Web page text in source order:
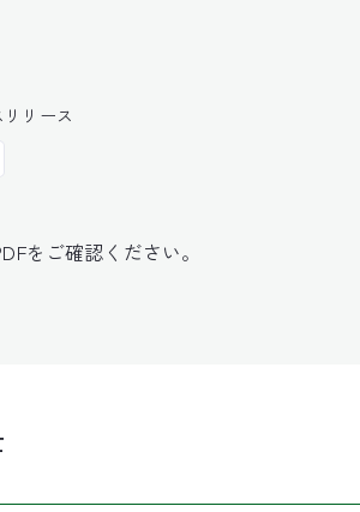
リース
をご確認ください。